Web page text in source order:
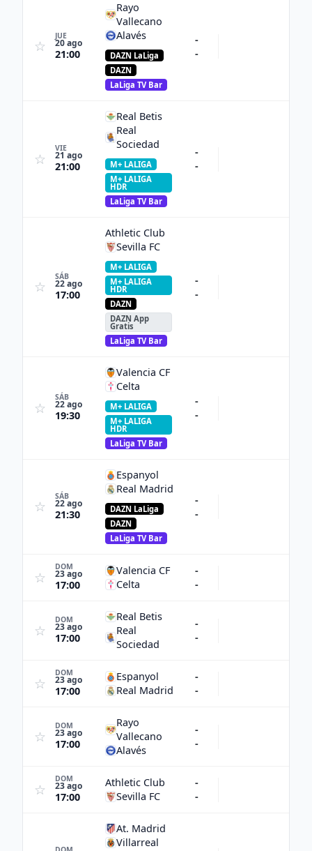
☆
JUE
20 ago
21:00
Rayo
Vallecano
Alavés
DAZN LaLiga
DAZN
LaLiga TV Bar
-
-
☆
VIE
21 ago
21:00
Real Betis
Real
Sociedad
M+ LALIGA
M+ LALIGA
HDR
LaLiga TV Bar
-
-
☆
SÁB
22 ago
17:00
Athletic Club
Sevilla FC
M+ LALIGA
M+ LALIGA
HDR
DAZN
DAZN App
Gratis
LaLiga TV Bar
-
-
☆
SÁB
22 ago
19:30
Valencia CF
Celta
M+ LALIGA
M+ LALIGA
HDR
LaLiga TV Bar
-
-
☆
SÁB
22 ago
21:30
Espanyol
Real Madrid
DAZN LaLiga
DAZN
LaLiga TV Bar
-
-
☆
DOM
23 ago
17:00
Valencia CF
Celta
-
-
☆
DOM
23 ago
17:00
Real Betis
Real
Sociedad
-
-
☆
DOM
23 ago
17:00
Espanyol
Real Madrid
-
-
☆
DOM
23 ago
17:00
Rayo
Vallecano
Alavés
-
-
☆
DOM
23 ago
17:00
Athletic Club
Sevilla FC
-
-
At. Madrid
Villarreal